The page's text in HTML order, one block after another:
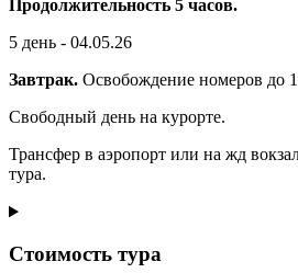
Продолжительность 5 часов.
5 день - 04.05.26
Завтрак. Освобождение номеров до
Свободный день на курорте.
Трансфер в аэропорт или на жд
тура.
Стоимость тура